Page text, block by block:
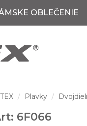
OBLEČENIE
Plavky
6F066